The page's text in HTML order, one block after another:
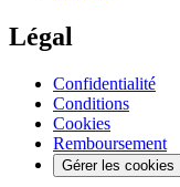
Légal
Confidentialité
Conditions
Cookies
Remboursement
Gérer les cookies